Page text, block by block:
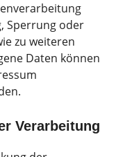
Sperrung oder
zu weiteren
Daten können
Verarbeitung